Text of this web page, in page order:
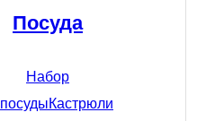
Посуда
Набор
посудыКастрюли